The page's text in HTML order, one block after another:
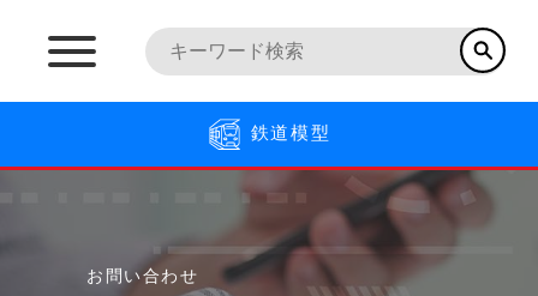
鉄道模型
お問い合わせ